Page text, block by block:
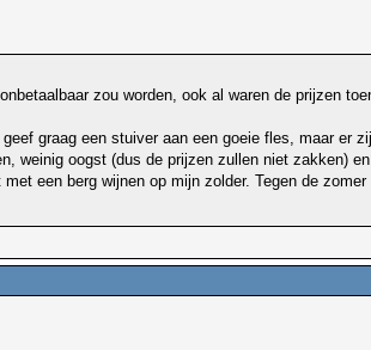
zou worden, ook al waren de prijzen
graag een stuiver aan een goeie fles, maar er
weinig oogst (dus de prijzen zullen niet zakken)
een berg wijnen op mijn zolder. Tegen de